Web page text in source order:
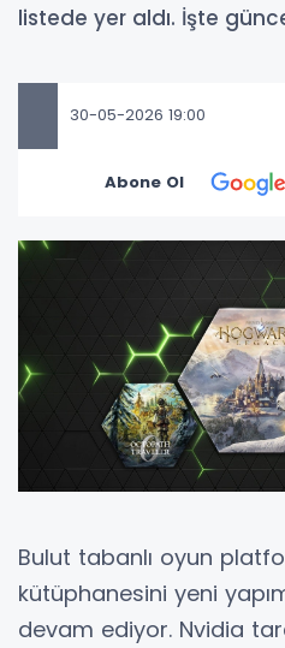
listede yer aldı. İşte
30-05-2026 19:00
Abone Ol
Bulut tabanlı oyun
kütüphanesini yeni
devam ediyor. Nvidia